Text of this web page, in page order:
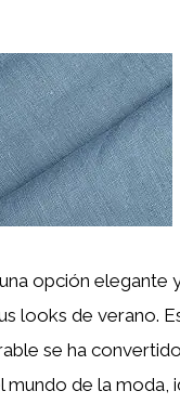
opción elegante
looks de verano.
se ha
mundo de la moda,